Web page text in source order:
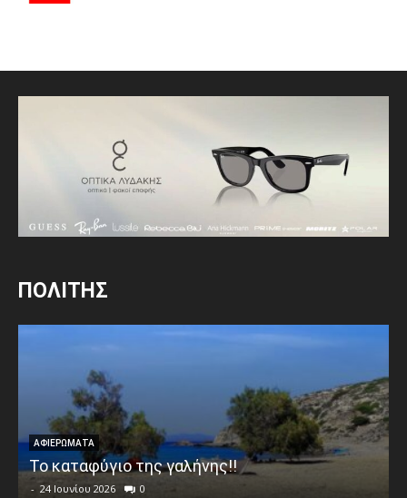
ΠΟΛΙΤΗΣ
ΑΦΙΕΡΩΜΑΤΑ
Το καταφύγιο της γαλήνης!!
- 24 Ιουνίου 2026 0